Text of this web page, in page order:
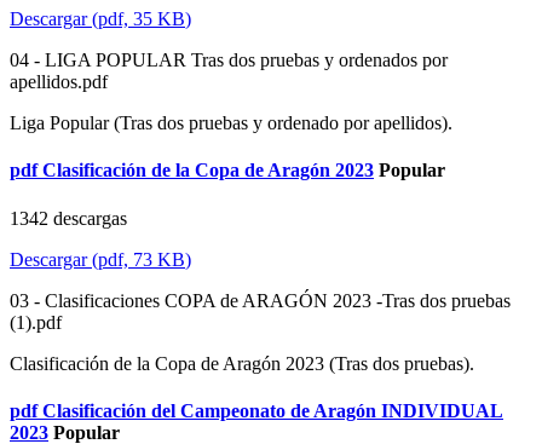
Descargar(pdf, 35 KB)
04 - LIGA POPULAR Tras dos pruebas y ordenados por
apellidos.pdf
Liga Popular (Tras dos pruebas y ordenado por apellidos).
pdf Clasificación de la Copa de Aragón 2023 Popular
1342 descargas
Descargar(pdf, 73 KB)
03 - Clasificaciones COPA de ARAGÓN 2023 -Tras dos pruebas
(1).pdf
Clasificación de la Copa de Aragón 2023 (Tras dos pruebas).
pdf Clasificación del Campeonato de Aragón INDIVIDUAL
2023 Popular